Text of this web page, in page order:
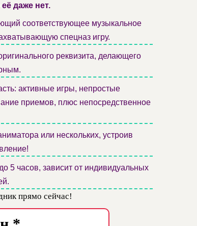
даже нет.
соответствующее музыкальное
спецназ игру.
реквизита, делающего
активные игры, непростые
приемов, плюс непосредственное
или нескольких, устроив
5 часов, зависит от индивидуальных
прямо сейчас!